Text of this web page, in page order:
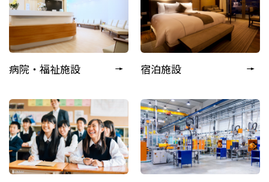
病院・福祉施設 宿泊施設